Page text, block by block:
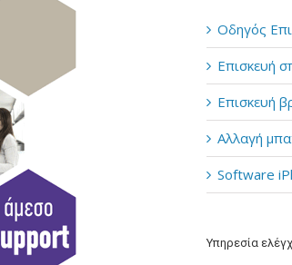
Οδηγός
Επισκευή
Επισκευή
Αλλαγή
Software
Υπηρεσία